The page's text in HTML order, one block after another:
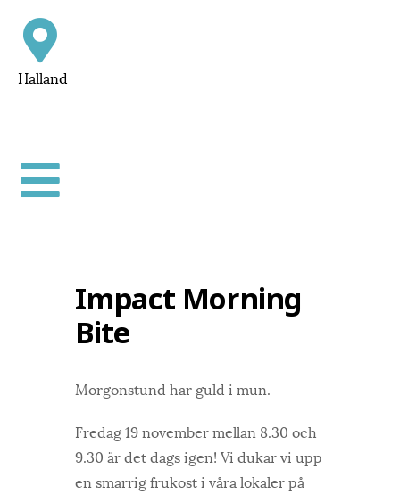
Halland
Impact Morning
Bite
Morgonstund har guld i mun.
Fredag 19 november mellan 8.30 och
9.30 är det dags igen! Vi dukar vi upp
en smarrig frukost i våra lokaler på